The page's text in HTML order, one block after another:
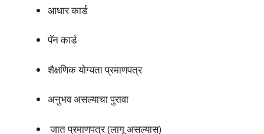
आधार कार्ड
पॅन कार्ड
शैक्षणिक योग्यता प्रमाणपत्र
अनुभव असल्याचा पुरावा
जात प्रमाणपत्र (लागू असल्यास)